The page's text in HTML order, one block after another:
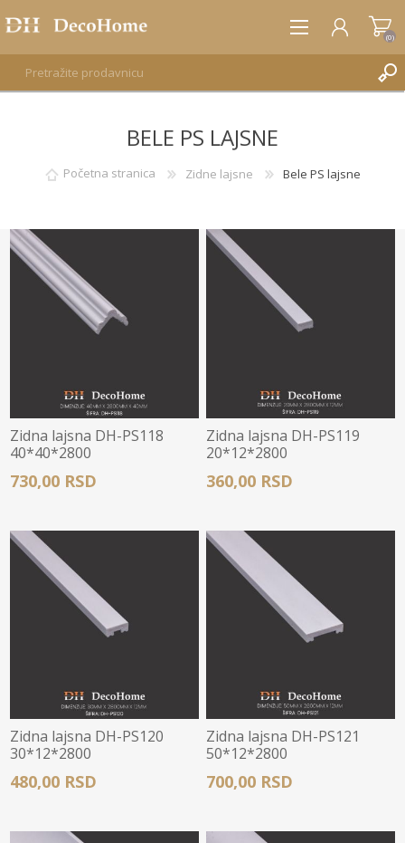
PRIJAVA
(0)
BELE PS LAJSNE
Početna stranica Zidne lajsne Bele PS lajsne
Zidna lajsna DH-PS118
40*40*2800
730,00 RSD
Zidna lajsna DH-PS119
20*12*2800
360,00 RSD
Zidna lajsna DH-PS120
30*12*2800
480,00 RSD
Zidna lajsna DH-PS121
50*12*2800
700,00 RSD